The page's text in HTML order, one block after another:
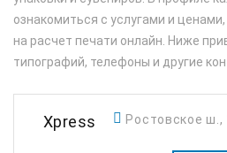
ознакомиться с услугами и
на расчет печати онлайн. Ниже
типографий, телефоны и другие
Xpress Ростовское ш.,